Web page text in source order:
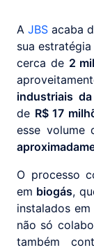
AJBS acaba
sua
cerca de 2
industriais
de R$ 17
esse volume
O processo
em biogás,
instalados
não só
também